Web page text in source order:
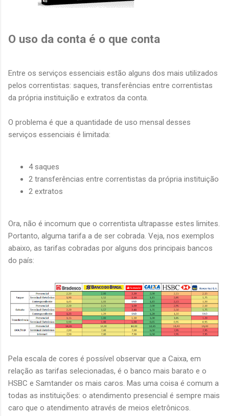
O uso da conta é o que conta
Entre os serviços essenciais estão alguns dos mais utilizados
pelos correntistas: saques, transferências entre correntistas
da própria instituição e extratos da conta.
O problema é que a quantidade de uso mensal desses
serviços essenciais é limitada:
4 saques
2 transferências entre correntistas da própria instituição
2 extratos
Ora, não é incomum que o correntista ultrapasse estes limites.
Portanto, alguma tarifa a de ser cobrada. Veja, nos exemplos
abaixo, as tarifas cobradas por alguns dos principais bancos
do país:
Pela escala de cores é possível observar que a Caixa, em
relação as tarifas selecionadas, é o banco mais barato e o
HSBC e Samtander os mais caros. Mas uma coisa é comum a
todas as instituições: o atendimento presencial é sempre mais
caro que o atendimento através de meios eletrônicos.